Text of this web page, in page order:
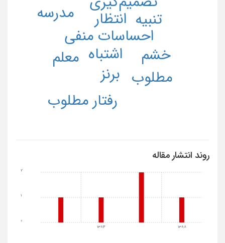
احساسات منفی
اشتباه
انتظار
برنز
تنبیه
خشم
رفتار مطلوب
مدرسه
مطلوب
معلم
روند انتشار مقاله
1384 1388
0
1
2